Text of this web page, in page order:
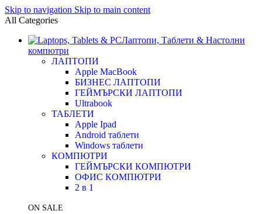
Skip to navigation Skip to main content
All Categories
Лаптопи, Таблети & Настолни
компютри
ЛАПТОПИ
Apple MacBook
БИЗНЕС ЛАПТОПИ
ГЕЙМЪРСКИ ЛАПТОПИ
Ultrabook
ТАБЛЕТИ
Apple Ipad
Android таблети
Windows таблети
КОМПЮТРИ
ГЕЙМЪРСКИ КОМПЮТРИ
ОФИС КОМПЮТРИ
2 в 1
ON SALE